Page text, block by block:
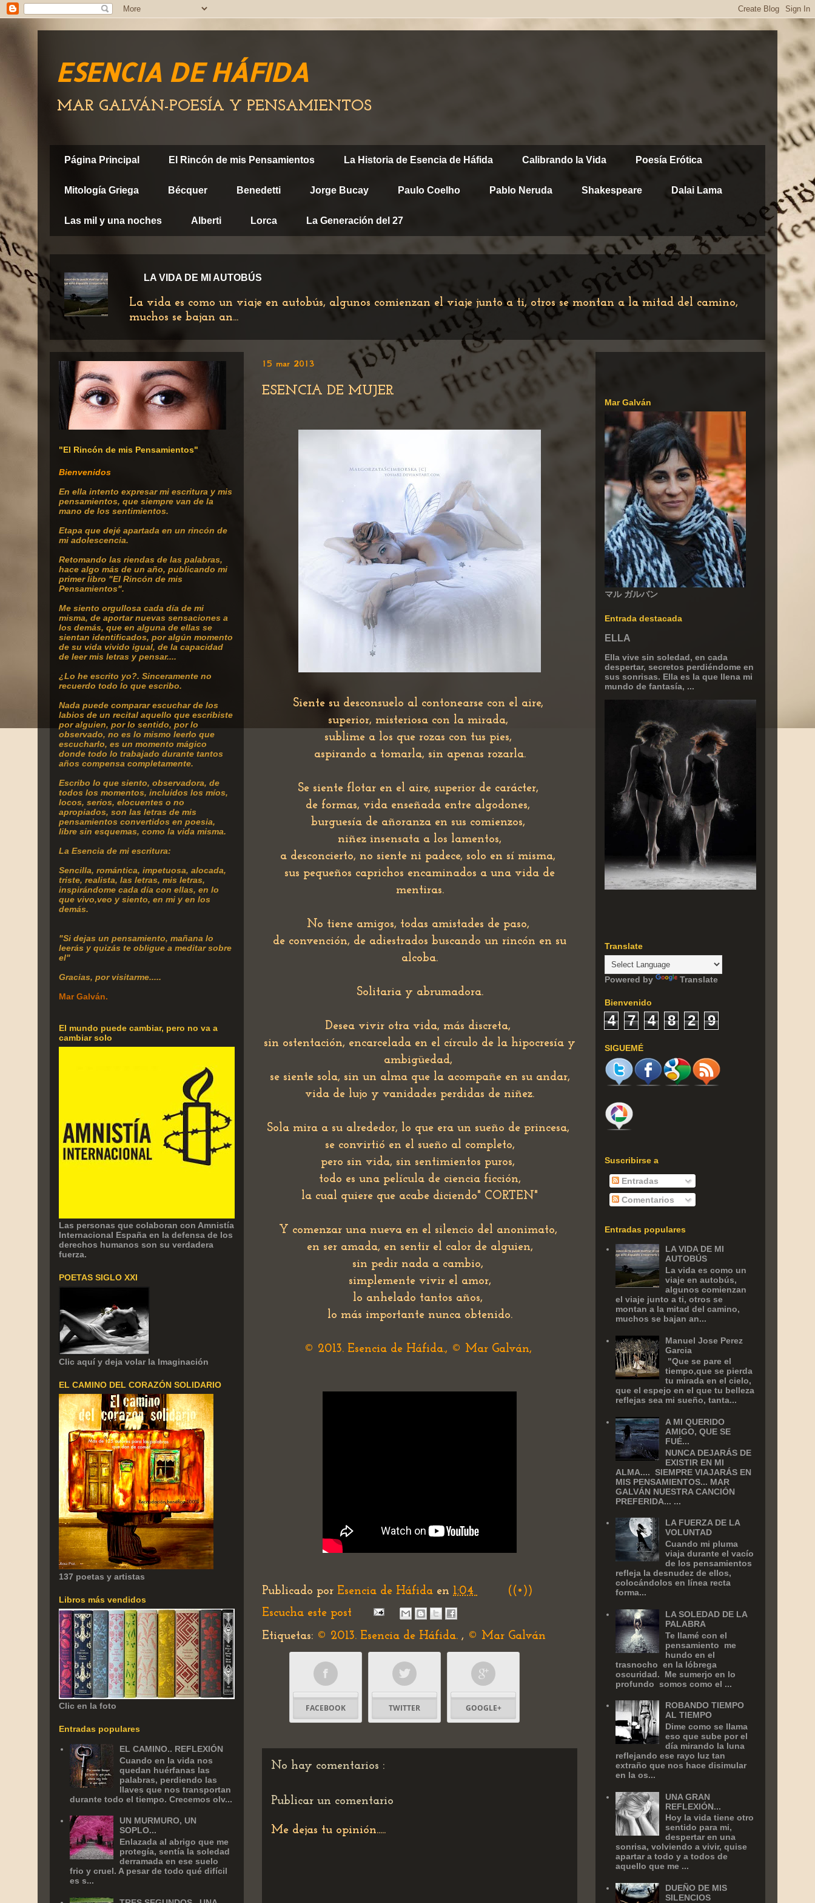
ESENCIA DE HÁFIDA
MAR GALVÁN-POESÍA Y PENSAMIENTOS
Página Principal El Rincón de mis Pensamientos La Historia de Esencia de Háfida Calibrando la Vida Poesía Erótica
Mitología Griega Bécquer Benedetti Jorge Bucay Paulo Coelho Pablo Neruda Shakespeare Dalai Lama
Las mil y una noches Alberti Lorca La Generación del 27
LA VIDA DE MI AUTOBÚS
La vida es como un viaje en autobús, algunos comienzan el viaje junto a ti, otros se montan a la mitad del camino,
muchos se bajan an...
15 mar 2013
ESENCIA DE MUJER
Siente su desconsuelo al contonearse con el aire,
superior, misteriosa con la mirada,
sublime a los que rozas con tus pies,
aspirando a tomarla, sin apenas rozarla.
Se siente flotar en el aire, superior de carácter,
de formas, vida enseñada entre algodones,
burguesía de añoranza en sus comienzos,
niñez insensata a los lamentos,
a desconcierto, no siente ni padece, solo en sí misma,
sus pequeños caprichos encaminados a una vida de
mentiras.
No tiene amigos, todas amistades de paso,
de convención, de adiestrados buscando un rincón en su
alcoba.
Solitaria y abrumadora.
Desea vivir otra vida, más discreta,
sin ostentación, encarcelada en el círculo de la hipocresía y
ambigüedad,
se siente sola, sin un alma que la acompañe en su andar,
vida de lujo y vanidades perdidas de niñez.
Sola mira a su alrededor, lo que era un sueño de princesa,
se convirtió en el sueño al completo,
pero sin vida, sin sentimientos puros,
todo es una película de ciencia ficción,
la cual quiere que acabe diciendo" CORTEN"
Y comenzar una nueva en el silencio del anonimato,
en ser amada, en sentir el calor de alguien,
sin pedir nada a cambio,
simplemente vivir el amor,
lo anhelado tantos años,
lo más importante nunca obtenido.
© 2013. Esencia de Háfida., © Mar Galván,
Publicado por Esencia de Háfida en 1:04
((•))
Escucha este post
Etiquetas: © 2013. Esencia de Háfida. , © Mar Galván
FACEBOOK TWITTER GOOGLE+
No hay comentarios :
Publicar un comentario
Me dejas tu opinión.....
"El Rincón de mis Pensamientos"
Bienvenidos
En ella intento expresar mi escritura y mis
pensamientos, que siempre van de la
mano de los sentimientos.
Etapa que dejé apartada en un rincón de
mi adolescencia.
Retomando las riendas de las palabras,
hace algo más de un año, publicando mi
primer libro "El Rincón de mis
Pensamientos".
Me siento orgullosa cada día de mi
misma, de aportar nuevas sensaciones a
los demás, que en alguna de ellas se
sientan identificados, por algún momento
de su vida vivido igual, de la capacidad
de leer mis letras y pensar....
¿Lo he escrito yo?. Sinceramente no
recuerdo todo lo que escribo.
Nada puede comparar escuchar de los
labios de un recital aquello que escribiste
por alguien, por lo sentido, por lo
observado, no es lo mismo leerlo que
escucharlo, es un momento mágico
donde todo lo trabajado durante tantos
años compensa completamente.
Escribo lo que siento, observadora, de
todos los momentos, incluidos los míos,
locos, serios, elocuentes o no
apropiados, son las letras de mis
pensamientos convertidos en poesia,
libre sin esquemas, como la vida misma.
La Esencia de mi escritura:
Sencilla, romántica, impetuosa, alocada,
triste, realista, las letras, mis letras,
inspirándome cada día con ellas, en lo
que vivo,veo y siento, en mi y en los
demás.
"Si dejas un pensamiento, mañana lo
leerás y quizás te obligue a meditar sobre
el"
Gracias, por visitarme.....
Mar Galván.
El mundo puede cambiar, pero no va a
cambiar solo
Las personas que colaboran con Amnistía
Internacional España en la defensa de los
derechos humanos son su verdadera
fuerza.
POETAS SIGLO XXI
Clic aquí y deja volar la Imaginación
EL CAMINO DEL CORAZÓN SOLIDARIO
137 poetas y artistas
Libros más vendidos
Clic en la foto
Entradas populares
EL CAMINO.. REFLEXIÓN
Cuando en la vida nos
quedan huérfanas las
palabras, perdiendo las
llaves que nos transportan
durante todo el tiempo. Crecemos olv...
UN MURMURO, UN
SOPLO...
Enlazada al abrigo que me
protegía, sentía la soledad
derramada en ese suelo
frio y cruel. A pesar de todo qué difícil
es s...
Mar Galván
マル ガルバン
Entrada destacada
ELLA
Ella vive sin soledad, en cada
despertar, secretos perdiéndome en
sus sonrisas. Ella es la que llena mi
mundo de fantasía, ...
Translate
Powered by Translate
Bienvenido
4 7 4 8 2 9
SIGUEMÉ
Suscribirse a
Entradas
Comentarios
Entradas populares
LA VIDA DE MI
AUTOBÚS
La vida es como un
viaje en autobús,
algunos comienzan
el viaje junto a ti, otros se
montan a la mitad del camino,
muchos se bajan an...
Manuel Jose Perez
Garcia
‎ "Que se pare el
tiempo,que se pierda
tu mirada en el cielo,
que el espejo en el que tu belleza
reflejas sea mi sueño, tanta...
A MI QUERIDO
AMIGO, QUE SE
FUÉ...
NUNCA DEJARÁS DE
EXISTIR EN MI
ALMA.... SIEMPRE VIAJARÁS EN
MIS PENSAMIENTOS... MAR
GALVÁN NUESTRA CANCIÓN
PREFERIDA... ...
LA FUERZA DE LA
VOLUNTAD
Cuando mi pluma
viaja durante el vacío
de los pensamientos
refleja la desnudez de ellos,
colocándolos en línea recta
forma...
LA SOLEDAD DE LA
PALABRA
Te llamé con el
pensamiento me
hundo en el
trasnocho en la lóbrega
oscuridad. Me sumerjo en lo
profundo somos como el ...
ROBANDO TIEMPO
AL TIEMPO
Dime como se llama
eso que sube por el
día mirando la luna
reflejando ese rayo luz tan
extraño que nos hace disimular
en la os...
UNA GRAN
REFLEXIÓN...
Hoy la vida tiene otro
sentido para mi,
despertar en una
sonrisa, volviendo a vivir, quise
apartar a todo y a todos de
aquello que me ...
DUEÑO DE MIS
SILENCIOS